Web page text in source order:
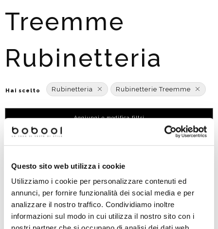
Questo sito web utilizza i cookie
Utilizziamo i cookie per personalizzare contenuti ed
annunci, per fornire funzionalità dei social media e per
analizzare il nostro traffico. Condividiamo inoltre
informazioni sul modo in cui utilizza il nostro sito con i
Treemme
Rubinetteria
Hai scelto Rubinetteria Rubinetterie Treemme
Aggiungi o modifica filtri
Ordinato per:POPOLARITÀ
-39%